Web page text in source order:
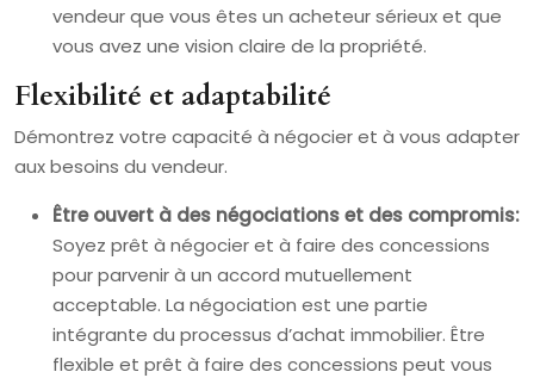
vendeur que vous êtes un acheteur sérieux et que
vous avez une vision claire de la propriété.
Flexibilité et adaptabilité
Démontrez votre capacité à négocier et à vous adapter
aux besoins du vendeur.
Être ouvert à des négociations et des compromis:
Soyez prêt à négocier et à faire des concessions
pour parvenir à un accord mutuellement
acceptable. La négociation est une partie
intégrante du processus d’achat immobilier. Être
flexible et prêt à faire des concessions peut vous